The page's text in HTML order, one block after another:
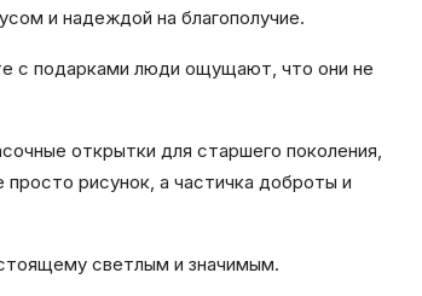
и надеждой на благополучие.
с подарками люди ощущают, что они не
открытки для старшего поколения,
рисунок, а частичка доброты и
светлым и значимым.